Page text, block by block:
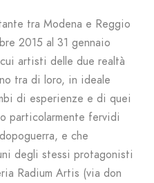
tra Modena e Reggio
2015 al 31 gennaio
artisti delle due realtà
tra di loro, in ideale
di esperienze e di quei
particolarmente fervidi
e che
degli stessi protagonisti
Radium Artis (via don